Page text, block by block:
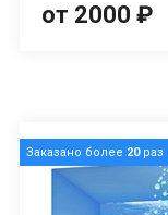
от 2000 ₽
Заказано более 20раз